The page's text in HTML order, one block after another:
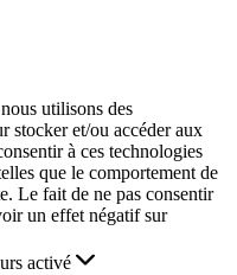
utilisons des
stocker et/ou accéder aux
à ces technologies
que le comportement de
Le fait de ne pas consentir
un effet négatif sur
activé